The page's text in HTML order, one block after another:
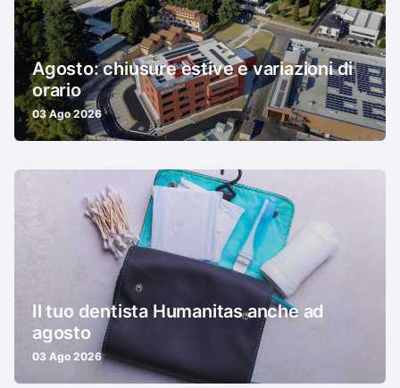
Agosto: chiusure estive e variazioni di
orario
03 Ago 2026
Il tuo dentista Humanitas anche ad
agosto
03 Ago 2026